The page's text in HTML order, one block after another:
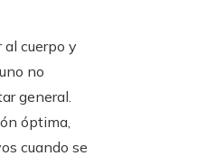
cuerpo y
no
general.
óptima,
cuando se